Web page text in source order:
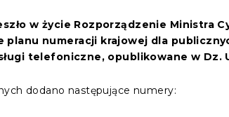
w życie Rozporządzenie Ministra
planu numeracji krajowej dla
telefoniczne, opublikowane w Dz.
dodano następujące numery: